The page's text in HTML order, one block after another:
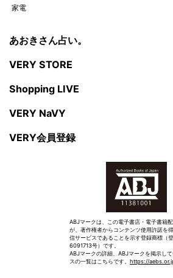
家電
あおきさん占い。
VERY STORE
Shopping LIVE
VERY NaVY
VERY会員登録
ABJマークは、この電子書店・電子書籍
が、著作権者からコンテンツ使用許諾を
信サービスであることを示す登録商標（
6091713号）です。
ABJマークの詳細、ABJマークを掲示し
スの一覧はこちらです。 https://